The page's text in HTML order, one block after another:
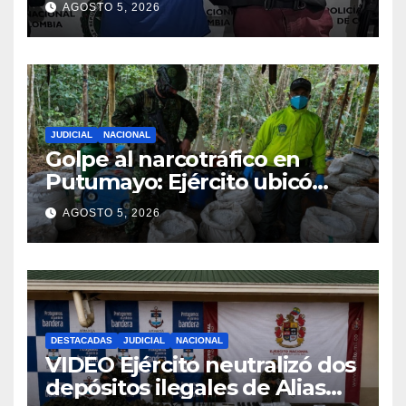
AGOSTO 5, 2026
JUDICIAL NACIONAL
Golpe al narcotráfico en
Putumayo: Ejército ubicó
complejo cocalero del GAO-r
48
AGOSTO 5, 2026
DESTACADAS JUDICIAL NACIONAL
VIDEO Ejército neutralizó dos
depósitos ilegales de Alias